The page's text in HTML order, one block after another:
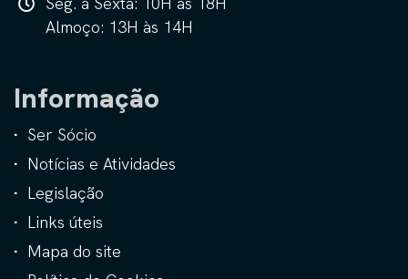
Almoço: 13H às 14H
Informação
Ser Sócio
Notícias e Atividades
Legislação
Links úteis
Mapa do site